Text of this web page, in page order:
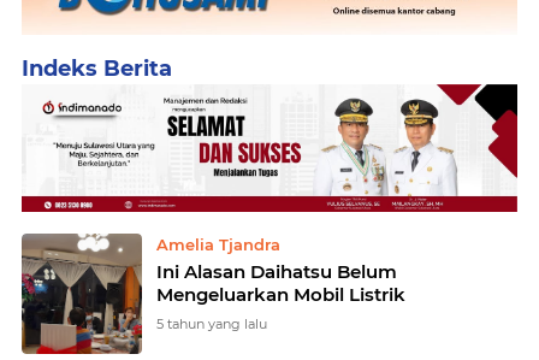
Amelia Tjandra
Ini Alasan Daihatsu Belum
Mengeluarkan Mobil Listrik
5 tahun yang lalu